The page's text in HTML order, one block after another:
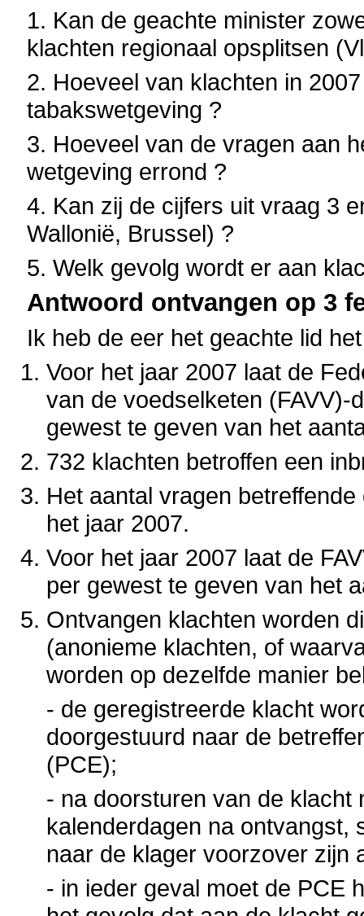
1. Kan de geachte minister
klachten regionaal opsplitsen
2. Hoeveel van klachten in
tabakswetgeving ?
3. Hoeveel van de vragen aan
wetgeving errond ?
4. Kan zij de cijfers uit vraag 3
Wallonië, Brussel) ?
5. Welk gevolg wordt er aan
Antwoord ontvangen op 3
Ik heb de eer het geachte lid
Voor het jaar 2007 laat de
van de voedselketen
gewest te geven van het
732 klachten betroffen een
Het aantal vragen
het jaar 2007.
Voor het jaar 2007 laat de
per gewest te geven van het
Ontvangen klachten worden
(anonieme klachten, of
worden op dezelfde manier
- de geregistreerde klacht
doorgestuurd naar de
(PCE);
- na doorsturen van de klacht
kalenderdagen na ontvangst,
naar de klager voorzover zijn
- in ieder geval moet de PCE